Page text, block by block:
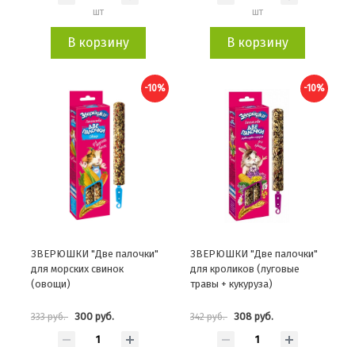
шт
В корзину
шт
В корзину
-10%
ЗВЕРЮШКИ "Две палочки"
для морских свинок
(овощи)
333 руб. 300 руб.
-10%
ЗВЕРЮШКИ "Две палочки"
для кроликов (луговые
травы + кукуруза)
342 руб. 308 руб.